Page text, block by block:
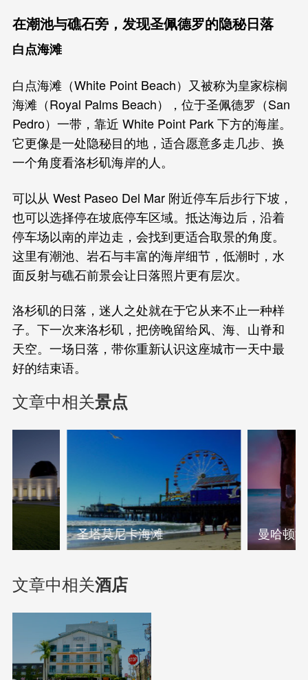
在潮池与礁石旁，发现圣佩德罗的隐秘日落
白点海滩
白点海滩（White Point Beach）又被称为皇家棕榈
海滩（Royal Palms Beach），位于圣佩德罗（San
Pedro）一带，靠近 White Point Park 下方的海崖。
它更像是一处隐秘目的地，适合愿意多走几步、换
一个角度看洛杉矶海岸的人。
可以从 West Paseo Del Mar 附近停车后步行下坡，
也可以选择停在坡底停车区域。抵达海边后，沿着
停车场以南的岸边走，会找到更适合取景的角度。
这里有潮池、岩石与丰富的海岸细节，低潮时，水
面反射与礁石前景会让日落照片更有层次。
洛杉矶的日落，迷人之处就在于它从来不止一种样
子。下一次来洛杉矶，把傍晚留给风、海、山脊和
天空。一场日落，带你重新认识这座城市一天中最
好的结束语。
文章中相关景点
圣塔莫尼卡海滩 曼哈顿
文章中相关酒店